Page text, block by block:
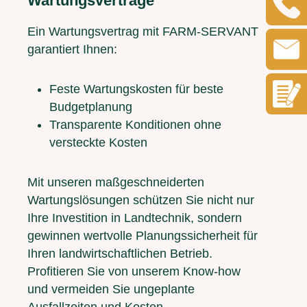
Ein Wartungsvertrag mit FARM-SERVANT
garantiert Ihnen:
Feste Wartungskosten für beste
Budgetplanung
Transparente Konditionen ohne
versteckte Kosten
Mit unseren maßgeschneiderten
Wartungslösungen schützen Sie nicht nur
Ihre Investition in Landtechnik, sondern
gewinnen wertvolle Planungssicherheit für
Ihren landwirtschaftlichen Betrieb.
Profitieren Sie von unserem Know-how
und vermeiden Sie ungeplante